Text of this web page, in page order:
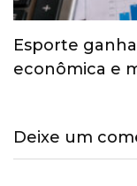
Esporte
econômica e
Deixe um